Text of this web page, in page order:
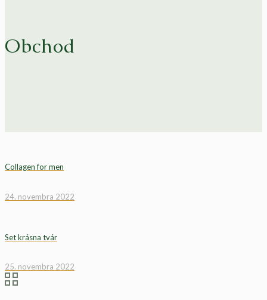
Obchod
Collagen for men
24. novembra 2022
Set krásna tvár
25. novembra 2022